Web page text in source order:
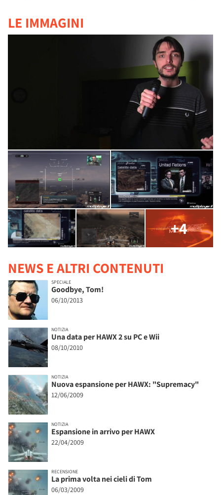
LE IMMAGINI
+4
NEWS E ALTRI CONTENUTI
SPECIALE
Goodbye, Tom!
06/10/2013
NOTIZIA
Una data per HAWX 2 su PC e Wii
08/10/2010
NOTIZIA
Nuova espansione per HAWX: "Supremacy"
12/06/2009
NOTIZIA
Espansione in arrivo per HAWX
22/04/2009
RECENSIONE
La prima volta nei cieli di Tom
06/03/2009